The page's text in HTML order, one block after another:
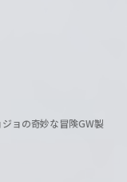
ョの奇妙な冒険GW製